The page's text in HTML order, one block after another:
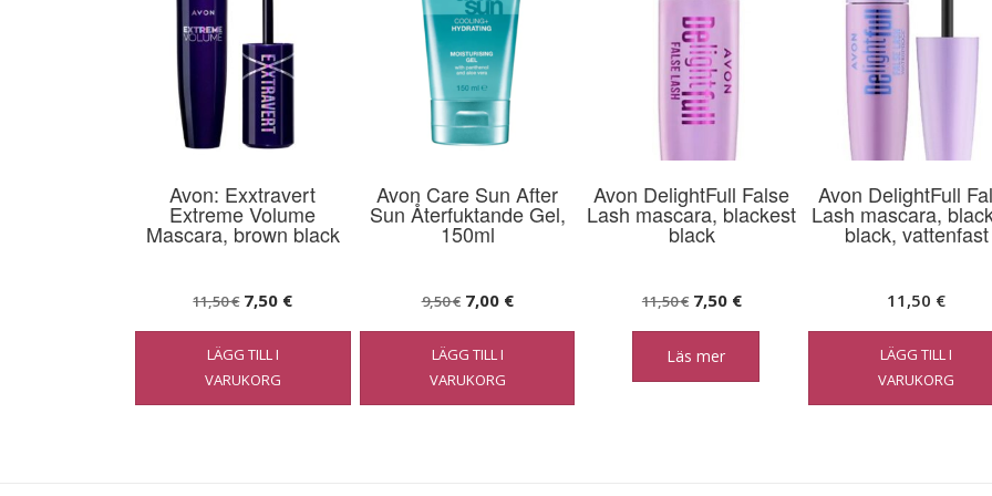
Avon: Exxtravert
Extreme Volume
Mascara, brown black
11,50€ Det
ursprungliga
priset
var:
7,50 €Det
nuvarande
LÄGG TILL I
VARUKORG
Avon Care Sun After
Sun Återfuktande Gel,
150ml
9,50€ Det
ursprungliga
priset
var:
7,00 €Det
nuvarande
LÄGG TILL I
VARUKORG
Avon DelightFull False
Lash mascara, blackest
black
11,50€ Det
ursprungliga
priset
var:
7,50 €Det
nuvarande
är:
Läs mer
Avon DelightFull
Lash mascara,
black, vattenfast
11,50 €
LÄGG TILL I
VARUKORG